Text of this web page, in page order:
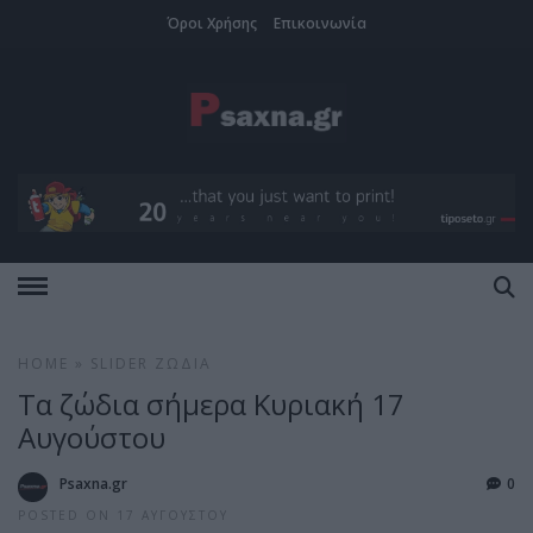
Όροι Χρήσης Επικοινωνία
HOME SLIDER ΖΏΔΙΑ
Τα ζώδια σήμερα Κυριακή 17
Αυγούστου
Psaxna.gr
POSTED ON 17 ΑΥΓΟΎΣΤΟΥ
0